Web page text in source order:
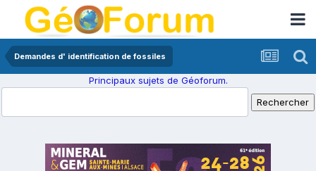
Demandes d' identification de fossiles
Principaux sujets de Géoforum.